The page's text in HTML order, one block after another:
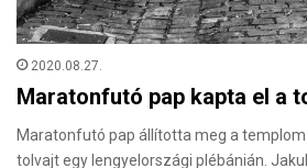
2020.08.27.
Maratonfutó pap kapta el a
Maratonfutó pap állította meg a
tolvajt egy lengyelországi plébánián.